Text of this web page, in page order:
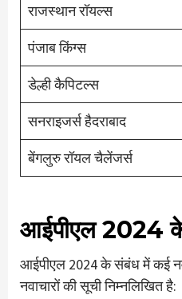
राजस्थान रॉयल्स
पंजाब किंग्स
डेल्ही कैपिटल्स
सनराइजर्स हैदराबाद
बेंगलुरु रॉयल चैलेंजर्स
आईपीएल 2024 के
आईपीएल 2024 के संबंध में कई
नवाचारों की सूची निम्नलिखित है: